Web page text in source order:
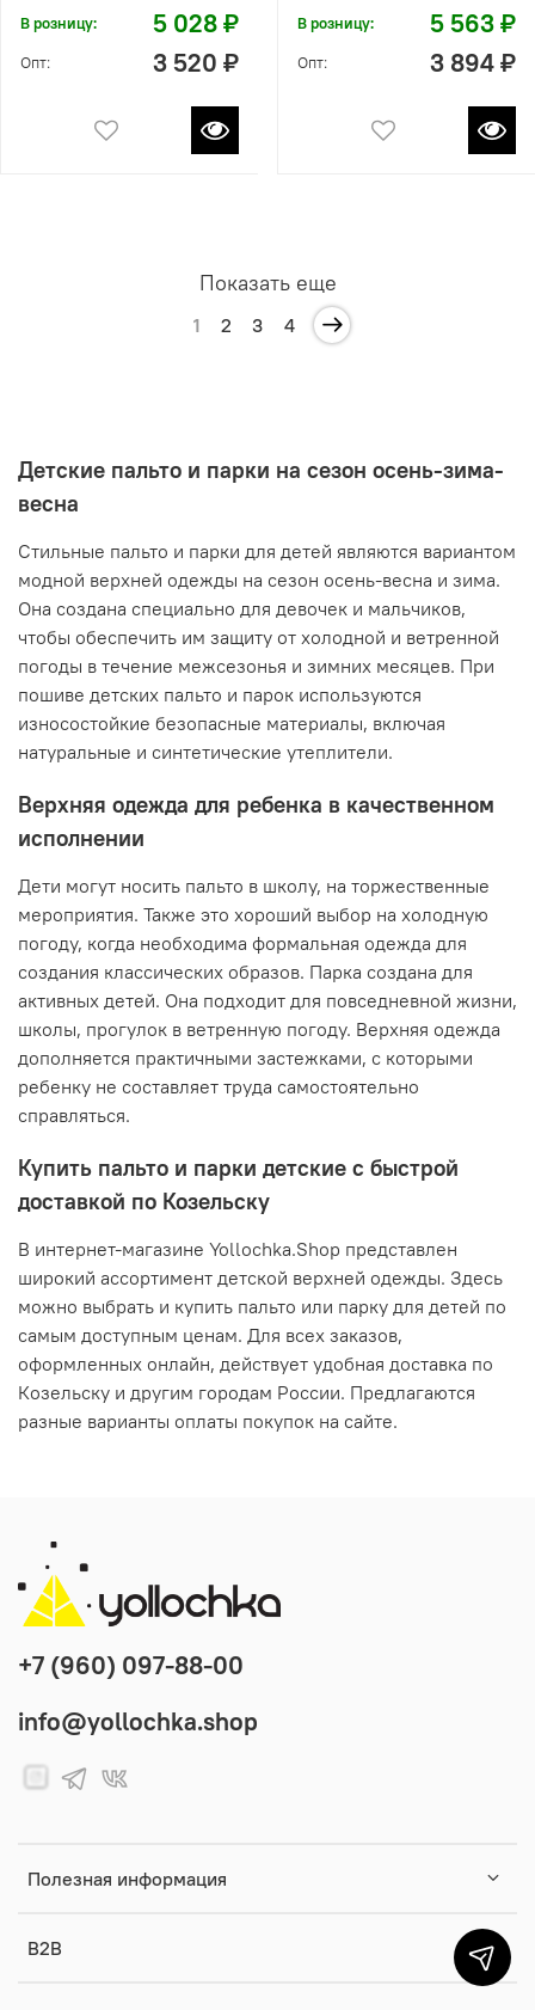
В розницу: 5 028 ₽
Опт: 3 520 ₽
В розницу: 5 563 ₽
Опт: 3 894 ₽
Показать еще
1 2 3 4
Детские пальто и парки на сезон осень-зима-
весна
Стильные пальто и парки для детей являются вариантом
модной верхней одежды на сезон осень-весна и зима.
Она создана специально для девочек и мальчиков,
чтобы обеспечить им защиту от холодной и ветренной
погоды в течение межсезонья и зимних месяцев. При
пошиве детских пальто и парок используются
износостойкие безопасные материалы, включая
натуральные и синтетические утеплители.
Верхняя одежда для ребенка в качественном
исполнении
Дети могут носить пальто в школу, на торжественные
мероприятия. Также это хороший выбор на холодную
погоду, когда необходима формальная одежда для
создания классических образов. Парка создана для
активных детей. Она подходит для повседневной жизни,
школы, прогулок в ветренную погоду. Верхняя одежда
дополняется практичными застежками, с которыми
ребенку не составляет труда самостоятельно
справляться.
Купить пальто и парки детские с быстрой
доставкой по Козельску
В интернет-магазине Yollochka.Shop представлен
широкий ассортимент детской верхней одежды. Здесь
можно выбрать и купить пальто или парку для детей по
самым доступным ценам. Для всех заказов,
оформленных онлайн, действует удобная доставка по
Козельску и другим городам России. Предлагаются
разные варианты оплаты покупок на сайте.
Полезная информация
B2B
+7 (960) 097-88-00
info@yollochka.shop